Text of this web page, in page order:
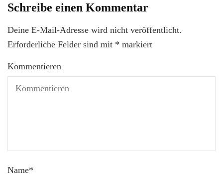
Schreibe einen Kommentar
Deine E-Mail-Adresse wird nicht veröffentlicht.
Erforderliche Felder sind mit * markiert
Kommentieren
Name*